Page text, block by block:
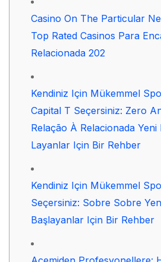
Casino On The Particular
Top Rated Casinos Para
Relacionada 202
Kendiniz Için Mükemmel
Capital T Seçersiniz: Zero
Relação À Relacionada Yeni
Layanlar Için Bir Rehber
Kendiniz Için Mükemmel
Seçersiniz: Sobre Sobre
Başlayanlar Için Bir Rehber